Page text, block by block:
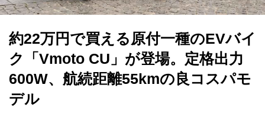
HOME
約22万円で買える原付一種のEVバイ
ク「Vmoto CU」が登場。定格出力
600W、航続距離55kmの良コスパモ
デル